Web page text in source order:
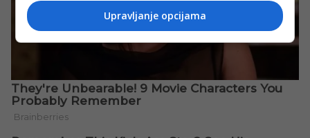
Upravljanje opcijama